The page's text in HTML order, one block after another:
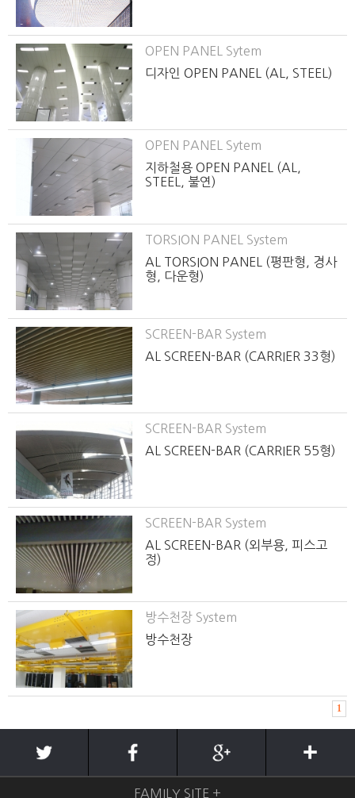
OPEN PANEL Sytem
디자인 OPEN PANEL (AL, STEEL)
OPEN PANEL Sytem
지하철용 OPEN PANEL (AL,
STEEL, 불연)
TORSION PANEL System
AL TORSION PANEL (평판형, 경사
형, 다운형)
SCREEN-BAR System
AL SCREEN-BAR (CARRIER 33형)
SCREEN-BAR System
AL SCREEN-BAR (CARRIER 55형)
SCREEN-BAR System
AL SCREEN-BAR (외부용, 피스고
정)
방수천장 System
방수천장
1
FAMILY SITE +